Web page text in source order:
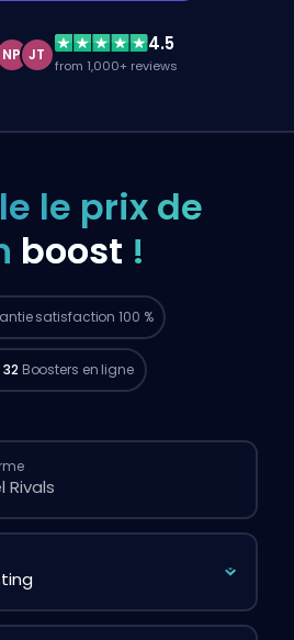
NP JT 4.5
from 1,000+ reviews
le prix de
boost !
satisfaction 100 %
32 Boosters en ligne